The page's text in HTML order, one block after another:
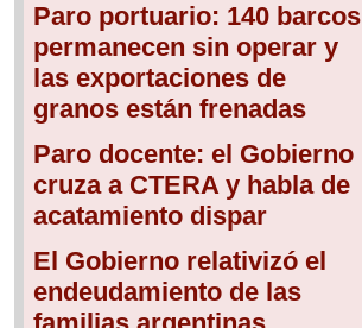
Paro portuario: 140 barcos
permanecen sin operar y
las exportaciones de
granos están frenadas
Paro docente: el Gobierno
cruza a CTERA y habla de
acatamiento dispar
El Gobierno relativizó el
endeudamiento de las